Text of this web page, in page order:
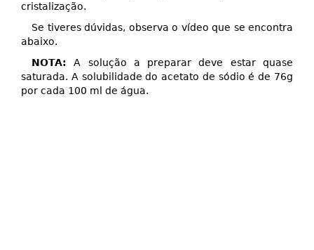
cristalização.
Se tiveres dúvidas, observa o vídeo que se encontra
abaixo.
NOTA:
A solução a preparar deve estar quase
saturada. A solubilidade do acetato de sódio é de 76g
por cada 100 ml de água.